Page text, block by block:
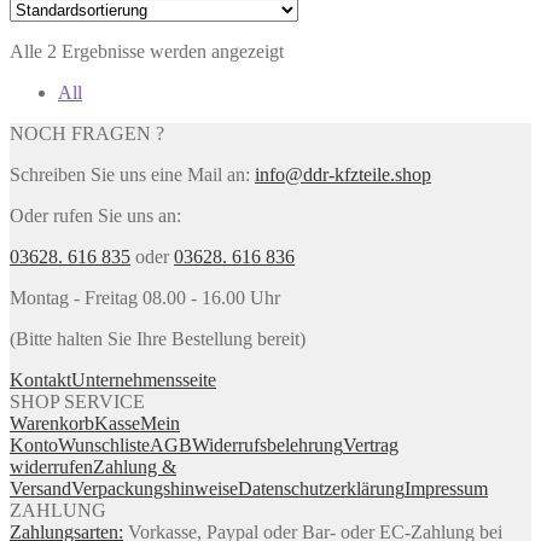
Alle 2 Ergebnisse werden angezeigt
All
NOCH FRAGEN ?
Schreiben Sie uns eine Mail an: info@ddr-kfzteile.shop
Oder rufen Sie uns an:
03628. 616 835 oder03628. 616 836
Montag - Freitag 08.00 - 16.00 Uhr
(Bitte halten Sie Ihre Bestellung bereit)
KontaktUnternehmensseite
SHOP SERVICE
WarenkorbKasseMein
KontoWunschlisteAGBWiderrufsbelehrungVertrag
widerrufenZahlung &
VersandVerpackungshinweiseDatenschutzerklärungImpressum
ZAHLUNG
Zahlungsarten: Vorkasse, Paypal oder Bar- oder EC-Zahlung bei